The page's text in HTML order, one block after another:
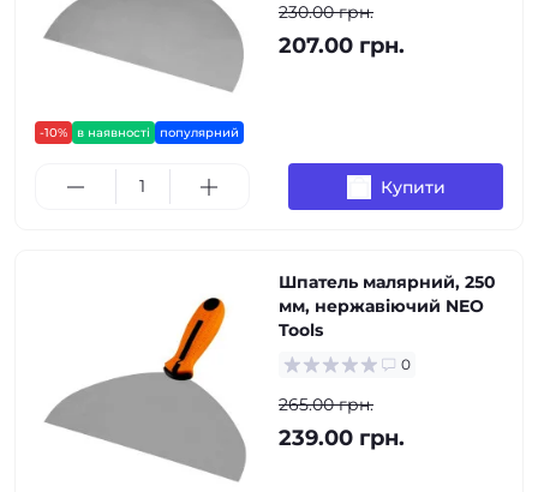
-10% в наявності популярний
230.00 грн.
207.00 грн.
Купити
Шпатель малярний, 250
мм, нержавіючий NEO
Tools
0
265.00 грн.
239.00 грн.